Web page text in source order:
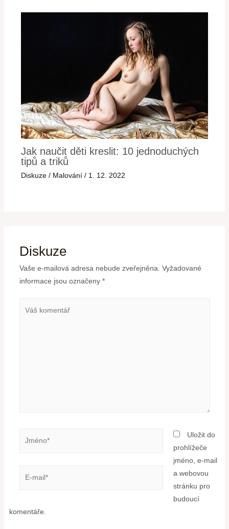
Jak naučit děti kreslit: 10 jednoduchých
tipů a triků
Diskuze / Malování / 1. 12. 2022
Diskuze
Vaše e-mailová adresa nebude zveřejněna. Vyžadované
informace jsou označeny *
Uložit do
prohlížeče
jméno, e-mail
a webovou
stránku pro
budoucí
komentáře.